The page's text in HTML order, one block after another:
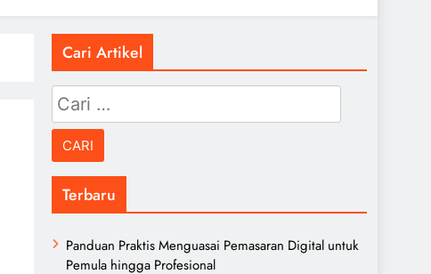
Cari Artikel
Cari
untuk:
Terbaru
Panduan Praktis Menguasai Pemasaran Digital untuk
Pemula hingga Profesional